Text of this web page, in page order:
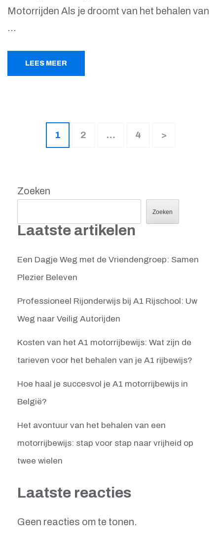
Motorrijden Als je droomt van het behalen van
…
LEES MEER
Berichten
paginering
Pagina
1 Pagina
2 … Pagina
4 >
Zoeken
Zoeken
Laatste artikelen
Een Dagje Weg met de Vriendengroep: Samen
Plezier Beleven
Professioneel Rijonderwijs bij A1 Rijschool: Uw
Weg naar Veilig Autorijden
Kosten van het A1 motorrijbewijs: Wat zijn de
tarieven voor het behalen van je A1 rijbewijs?
Hoe haal je succesvol je A1 motorrijbewijs in
België?
Het avontuur van het behalen van een
motorrijbewijs: stap voor stap naar vrijheid op
twee wielen
Laatste reacties
Geen reacties om te tonen.